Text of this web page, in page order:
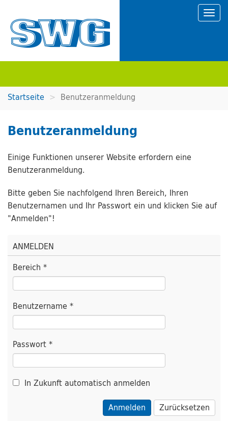
Startseite Benutzeranmeldung
Benutzeranmeldung
Einige Funktionen unserer Website erfordern eine
Benutzeranmeldung.
Bitte geben Sie nachfolgend Ihren Bereich, Ihren
Benutzernamen und Ihr Passwort ein und klicken Sie auf
"Anmelden"!
ANMELDEN
Bereich *
Benutzername *
Passwort *
In Zukunft automatisch anmelden
Zurücksetzen